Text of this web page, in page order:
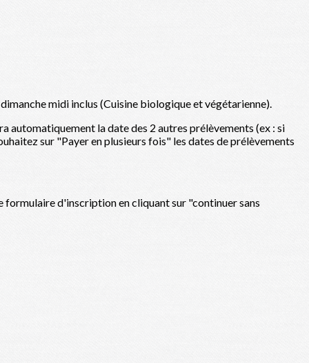
midi inclus (Cuisine biologique et végétarienne).
automatiquement la date des 2 autres prélèvements (ex : si
sur "Payer en plusieurs fois" les dates de prélèvements
formulaire d'inscription en cliquant sur "continuer sans